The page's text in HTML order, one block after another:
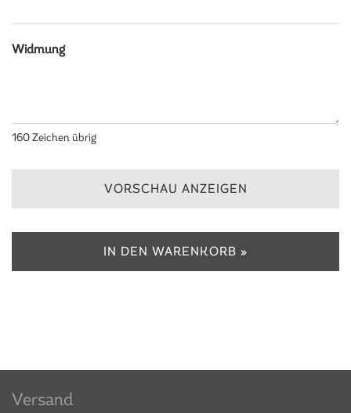
Widmung
160Zeichen übrig
VORSCHAU ANZEIGEN
IN DEN WARENKORB »
Versand